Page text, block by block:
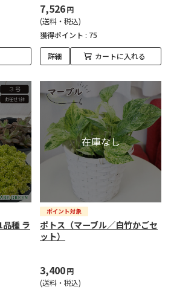
7,526円
(送料・税込)
獲得ポイント : 75
詳細 カートに入れる
種 ラ
ポトス（マーブル／白竹かごセ
ット）
3,400円
(送料・税込)